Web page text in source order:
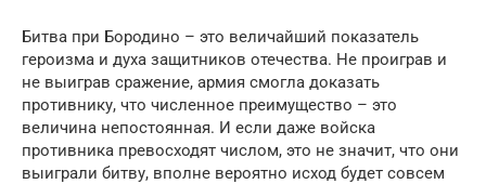
Битва при Бородино – это величайший показатель
героизма и духа защитников отечества. Не проиграв и
не выиграв сражение, армия смогла доказать
противнику, что численное преимущество – это
величина непостоянная. И если даже войска
противника превосходят числом, это не значит, что они
выиграли битву, вполне вероятно исход будет совсем